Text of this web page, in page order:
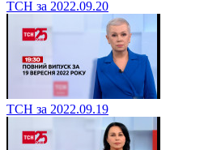
ТСН за 2022.09.20
ТСН за 2022.09.19